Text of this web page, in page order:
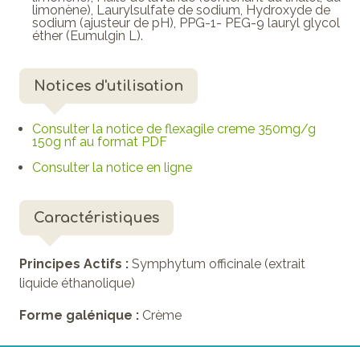
limonène), Laurylsulfate de sodium, Hydroxyde de
sodium (ajusteur de pH), PPG-1- PEG-9 lauryl glycol
éther (Eumulgin L).
Notices d'utilisation
Consulter la notice de flexagile creme 350mg/g
150g nf au format PDF
Consulter la notice en ligne
Caractéristiques
Principes Actifs : Symphytum officinale (extrait
liquide éthanolique)
Forme galénique : Crème